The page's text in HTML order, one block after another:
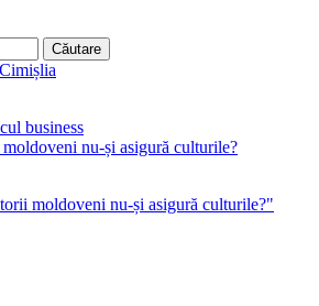
business
nu-și asigură culturile?
moldoveni nu-și asigură culturile?"